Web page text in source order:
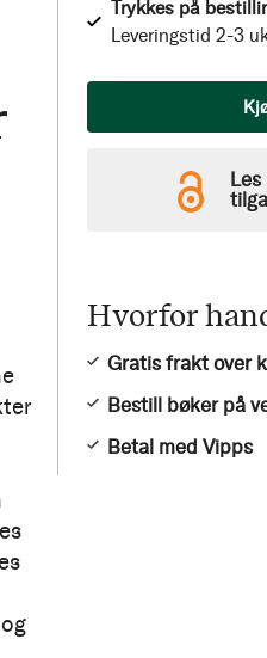
Trykkes på
Leveringstid 2-3
Les
Hvorfor
Gratis frakt over
Bestill bøker på
Betal med Vipps